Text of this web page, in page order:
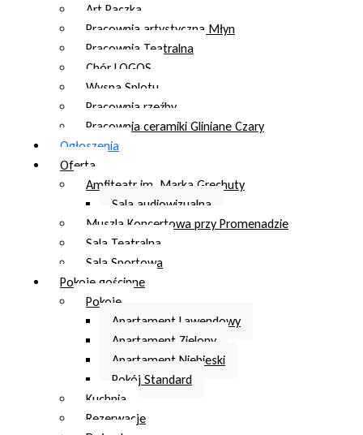
Art Paczka
Pracownia artystyczna Młyn
Pracownia Teatralna
Chór LOGOS
Wyspa Splotu
Pracownia rzeźby
Pracownia ceramiki Gliniane Czary
Ogłoszenia
Oferta
Amfiteatr im. Marka Grechuty
Sala audiowizualna
Muszla Koncertowa przy Promenadzie
Sala Teatralna
Sala Sportowa
Pokoje gościnne
Pokoje
Apartament Lawendowy
Apartament Zielony
Apartament Niebieski
Pokój Standard
Kuchnia
Rezerwacje